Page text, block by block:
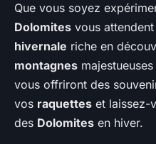
Que vous soyez
Dolomites vous
hivernale riche en
montagnes
vous offriront des
vos raquettes et laissez-
des Dolomites en hiver.